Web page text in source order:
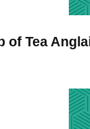
of Tea